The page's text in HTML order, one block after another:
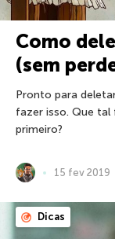
Como
(sem
Pronto para
fazer isso. Que
primeiro?
15 fev 2019
Dicas